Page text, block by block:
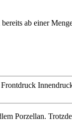
ab einer
Frontdruck
Porzellan.